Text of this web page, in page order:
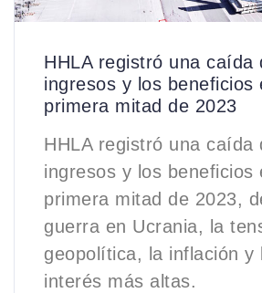
HHLA registró una caída
ingresos y los beneficios
primera mitad de 2023
HHLA registró una caída
ingresos y los beneficios
primera mitad de 2023,
guerra en Ucrania, la
geopolítica, la inflación y
interés más altas.